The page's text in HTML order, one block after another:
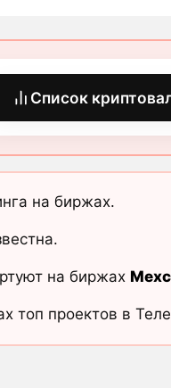
Список
на биржах.
на биржах
топ проектов в